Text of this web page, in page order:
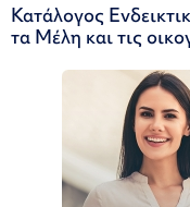
Κατάλογος
τα Μέλη και τις